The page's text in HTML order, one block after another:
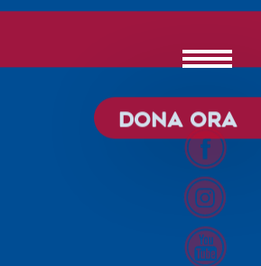
DONA ORA